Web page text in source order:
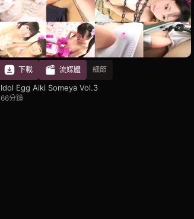
下載 流媒體 細節
Idol Egg Aiki Someya Vol.3
66分鐘